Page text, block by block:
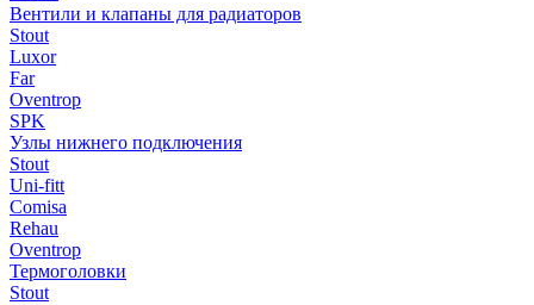
Вентили и клапаны для радиаторов
Stout
Luxor
Far
Oventrop
SPK
Узлы нижнего подключения
Stout
Uni-fitt
Comisa
Rehau
Oventrop
Термоголовки
Stout